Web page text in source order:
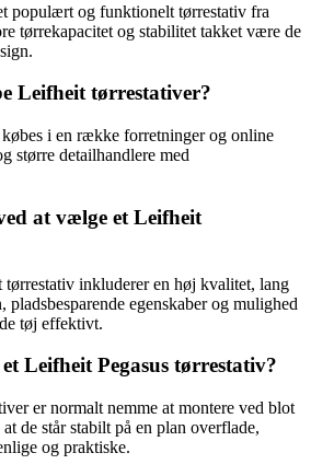
populært og funktionelt tørrestativ fra
tørrekapacitet og stabilitet takket være de
Leifheit tørrestativer?
i en række forretninger og online
større detailhandlere med
at vælge et Leifheit
inkluderer en høj kvalitet, lang
pladsbesparende egenskaber og mulighed
tøj effektivt.
Leifheit Pegasus tørrestativ?
er normalt nemme at montere ved blot
de står stabilt på en plan overflade,
og praktiske.